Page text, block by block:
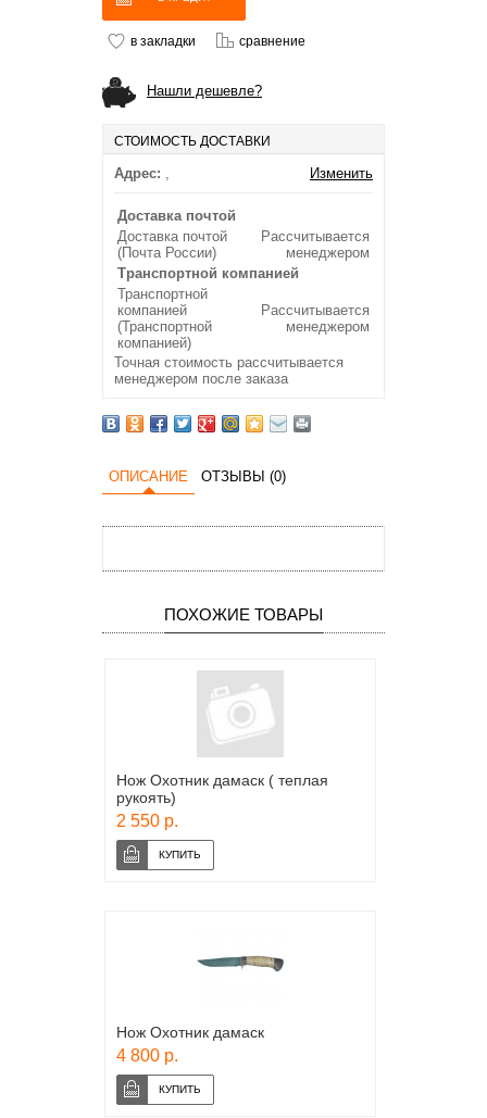
в закладки сравнение
Нашли дешевле?
СТОИМОСТЬ ДОСТАВКИ
Адрес: , Изменить
Доставка почтой
Доставка почтой
(Почта России)
Рассчитывается
менеджером
Транспортной компанией
Транспортной
компанией
(Транспортной
компанией)
Рассчитывается
менеджером
Точная стоимость рассчитывается
менеджером после заказа
ОПИСАНИЕ ОТЗЫВЫ (0)
ПОХОЖИЕ ТОВАРЫ
Нож Охотник дамаск ( теплая
рукоять)
2 550 р.
Нож Охотник дамаск
4 800 р.